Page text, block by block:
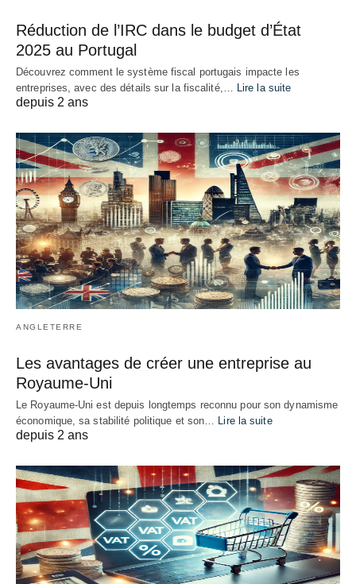
Réduction de l’IRC dans le budget d’État
2025 au Portugal
Découvrez comment le système fiscal portugais impacte les
entreprises, avec des détails sur la fiscalité,… Lire la suite
depuis 2 ans
ANGLETERRE
Les avantages de créer une entreprise au
Royaume-Uni
Le Royaume-Uni est depuis longtemps reconnu pour son dynamisme
économique, sa stabilité politique et son…
Lire la suite
depuis 2 ans